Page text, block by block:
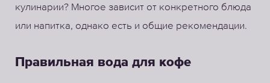
кулинарии? Многое зависит от конкретного блюда
или напитка, однако есть и общие рекомендации.
Правильная вода для кофе